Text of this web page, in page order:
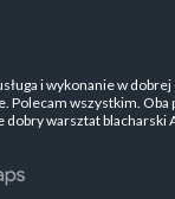
i wykonanie w
Polecam wszystkim. Oba
dobry warsztat blacharski